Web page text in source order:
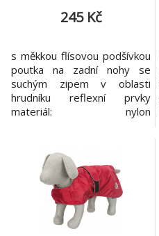
245 Kč
s měkkou flísovou podšívkou
poutka na zadní nohy se
suchým zipem v oblasti
hrudníku reflexní prvky
materiál: nylon